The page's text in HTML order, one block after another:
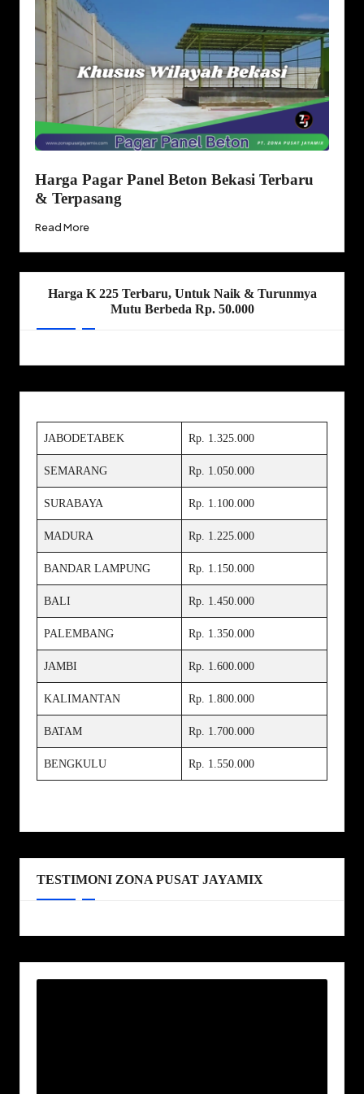
Harga Pagar Panel Beton Bekasi Terbaru
& Terpasang
Read More
Harga K 225 Terbaru, Untuk Naik & Turunmya
Mutu Berbeda Rp. 50.000
JABODETABEK Rp. 1.325.000
SEMARANG Rp. 1.050.000
SURABAYA Rp. 1.100.000
MADURA Rp. 1.225.000
BANDAR LAMPUNG Rp. 1.150.000
BALI Rp. 1.450.000
PALEMBANG Rp. 1.350.000
JAMBI Rp. 1.600.000
KALIMANTAN Rp. 1.800.000
BATAM Rp. 1.700.000
BENGKULU Rp. 1.550.000
TESTIMONI ZONA PUSAT JAYAMIX